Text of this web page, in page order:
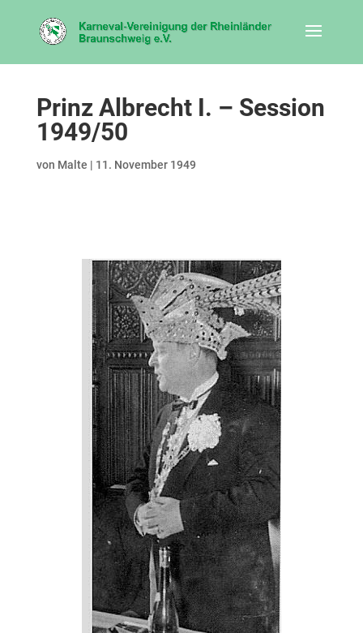
Prinz Albrecht I. – Session
1949/50
von Malte | 11. November 1949